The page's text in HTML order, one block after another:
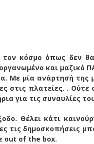
τον κόσμο όπως δεν
και μαζικό
Με μία ανάρτησή
στις πλατείες. .
για τις συναυλίες
Θέλει κάτι
τις δημοσκοπήσεις
out of the box.